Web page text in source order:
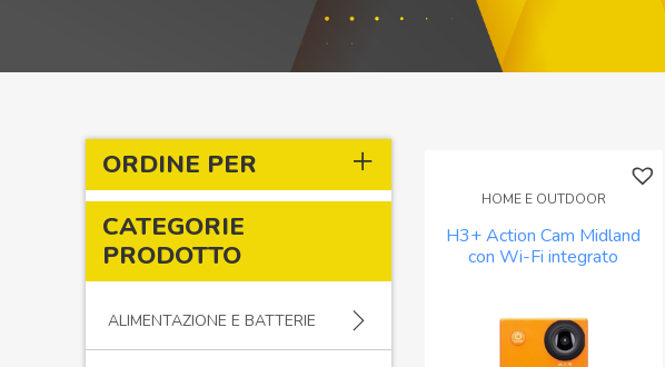
ORDINE PER
CATEGORIE
PRODOTTO
ALIMENTAZIONE E BATTERIE
HOME E OUTDOOR
H3+ Action Cam Midland
con Wi-Fi integrato